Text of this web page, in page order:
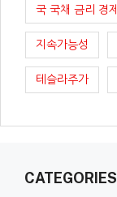
국 국채 금리 경제
지속가능성
테슬라주가
CATEGORIES